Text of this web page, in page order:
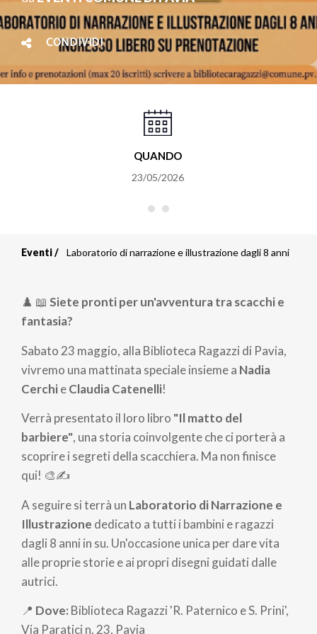
CONDIVIDI
QUANDO
23/05/2026
di
pane
Eventi Laboratorio di narrazione e illustrazione dagli 8 anni
♟️ 📖 Siete pronti per un'avventura tra scacchi e
fantasia?
Sabato 23 maggio, alla Biblioteca Ragazzi di Pavia,
vivremo una mattinata speciale insieme a Nadia
CerchieClaudia Catenelli!
Verrà presentato il loro libro "Il matto del
barbiere", una storia coinvolgente che ci porterà a
scoprire i segreti della scacchiera. Ma non finisce
qui! 🎨✍️
A seguire si terrà un Laboratorio di Narrazione e
Illustrazione dedicato a tutti i bambini e ragazzi
dagli 8 anni in su. Un'occasione unica per dare vita
alle proprie storie e ai propri disegni guidati dalle
autrici.
📍 Dove: Biblioteca Ragazzi 'R. Paternico e S. Prini',
Via Paratici n. 23, Pavia